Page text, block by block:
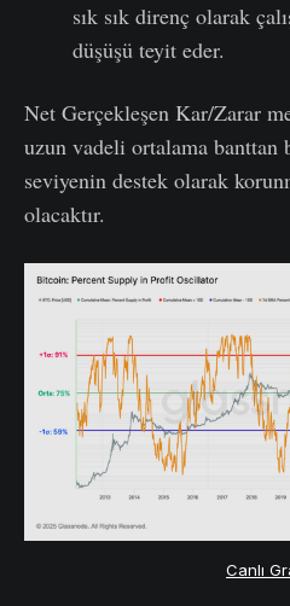
sık sık direnç olarak
düşüşü teyit eder.
Net Gerçekleşen Kar/Zarar
uzun vadeli ortalama banttan
seviyenin destek olarak
olacaktır.
Canlı